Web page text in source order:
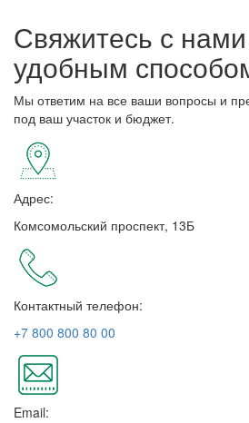
Свяжитесь с
удобным
Мы ответим на все ваши вопросы и
под ваш участок и бюджет.
Адрес:
Комсомольский проспект, 13Б
Контактный телефон:
+7 800 800 80 00
Email: